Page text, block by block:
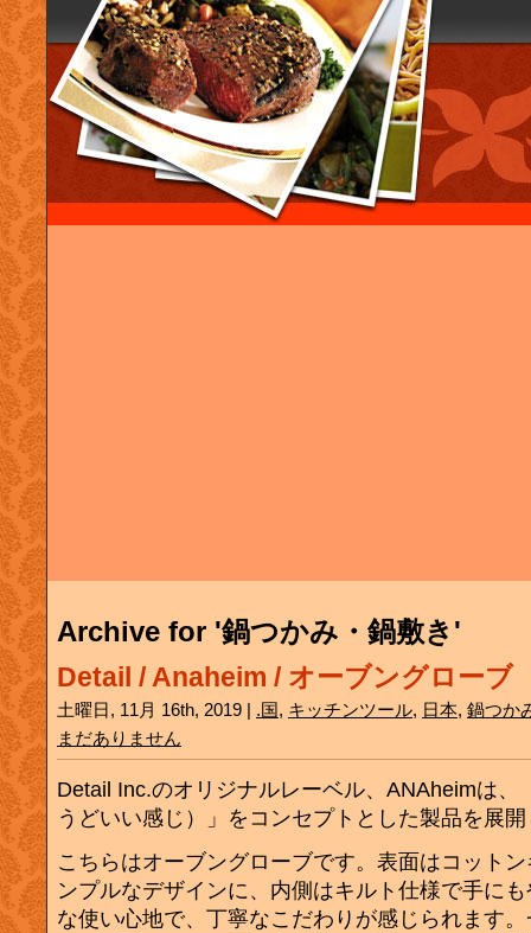
Archive for '鍋つかみ・鍋敷き'
Detail / Anaheim / オーブングローブ
土曜日, 11月 16th, 2019 | .国, キッチンツール, 日本, 鍋つか
まだありません
Detail Inc.のオリジナルレーベル、ANAheimは、
うどいい感じ）」をコンセプトとした製品を展
こちらはオーブングローブです。表面はコット
ンプルなデザインに、内側はキルト仕様で手に
な使い心地で、丁寧なこだわりが感じられます